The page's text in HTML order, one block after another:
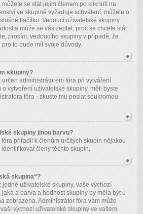
se stát jejím členem po kliknutí na
ve skupině vyžaduje schválení, můžete o
tlačítko. Vedoucí uživatelské skupiny
a může se vás zeptat, proč se chcete stát
prosím, vedoucího skupiny v případě, že
to bude mít svoje důvody.
skupiny?
administrátorem fóra při vytváření
vytvoření uživatelské skupiny, měli byste
fóra - zkuste mu poslat soukromou
skupiny jinou barvu?
přiřadil k členům určitých skupin nějakou
členy těchto skupin.
skupina“?
jedné uživatelské skupiny, vaše výchozí
a barva a hodnost skupiny by měla být u
zobrazena. Administrátor fóra vám může
výchozí uživatelské skupiny ve vašem